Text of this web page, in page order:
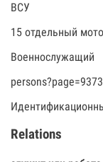
ВСУ
15 отдельный
Военнослужащий
persons?page=9373
Relations